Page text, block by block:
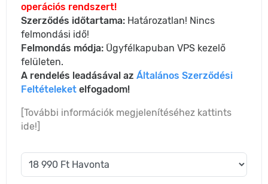
operációs rendszert!
Szerződés időtartama: Határozatlan! Nincs
felmondási idő!
Felmondás módja: Ügyfélkapuban VPS kezelő
felületen.
A rendelés leadásával azÁltalános Szerződési
Feltételeket elfogadom!
[További információk megjelenítéséhez kattints
ide!]